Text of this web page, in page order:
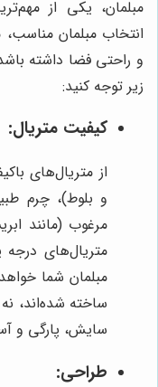
مبلمان، یکی از
انتخاب مبلمان مناسب،
و راحتی فضا داشته
زیر توجه کنید:
کیفیت متریال:
از متریال‌های
و بلوط)، چرم
مرغوب (مانند
متریال‌های درجه
مبلمان شما
ساخته شده‌اند، نه
سایش، پارگی و
طراحی: